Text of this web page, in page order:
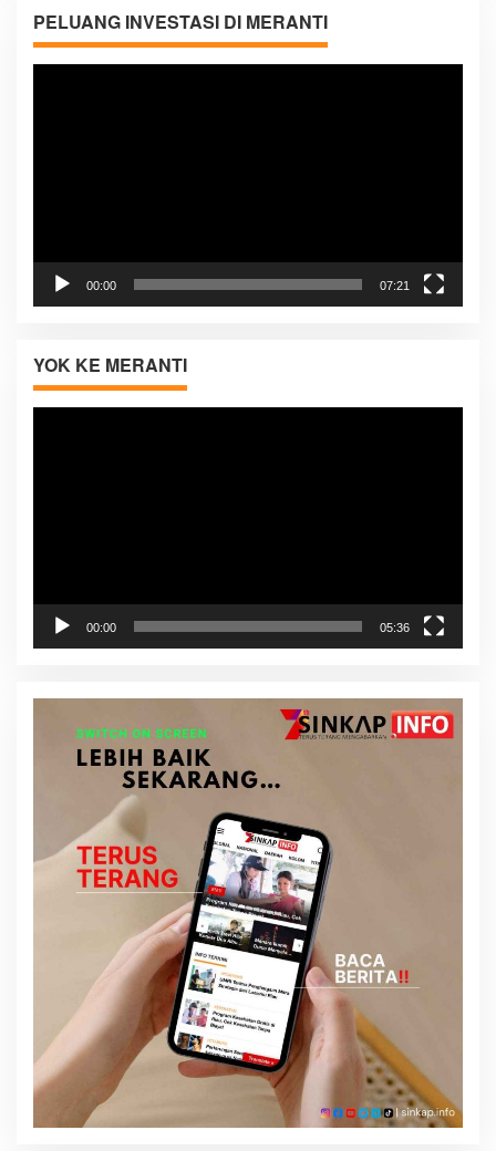
PELUANG INVESTASI DI MERANTI
00:00 07:21
YOK KE MERANTI
Pemutar
00:00 05:36